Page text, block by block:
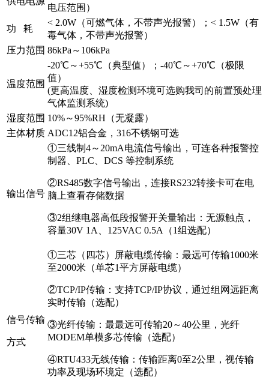
电压范围）
功 耗
< 2.0W（可燃气体，不带声光报警）；< 1.5W（有
毒气体，不带声光报警）
压力范围 86kPa～106kPa
温度范围
-20℃～+55℃（典型值）；-40℃～+70℃（极限
值）
(更高温度、湿度检测环境可选购我司的前置预处理
气体监测系统)
湿度范围 10%～95%RH（无凝露）
主体材质 ADC12铝合金，316不锈钢可选
输出信号
①三线制4～20mA电流信号输出，可连各种报警控
制器、PLC、DCS 等控制系统
②RS485数字信号输出，连接RS232转接卡可在电
脑上查看存储数据
③2组继电器高低段报警开关量输出：无源触点，
容量30V 1A、125VAC 0.5A（1组选配）
信号传输
方式
①三芯（四芯）屏蔽电缆传输：最远可传输1000米
至2000米（单芯1平方屏蔽电缆）
②TCP/IP传输：支持TCP/IP协议，通过组网远距离
实时传输（选配）
③光纤传输：最最远可传输20～40公里，光纤
MODEM单模多芯传输（选配）
④RTU433无线传输：传输距离0至2公里，视传输
功率及现场环境定（选配）